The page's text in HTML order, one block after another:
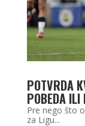
POTVRDA
POBEDA ILI
Pre nego što
za Ligu...